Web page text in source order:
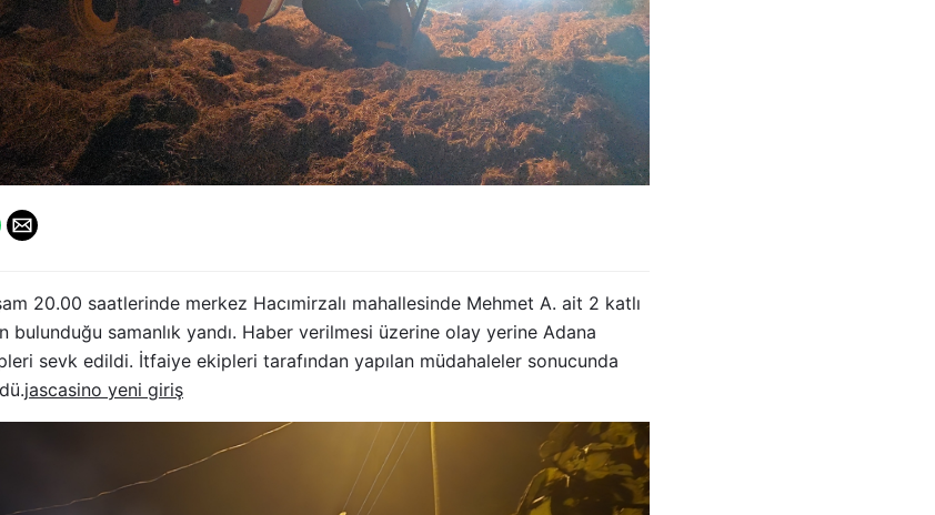
20.00 saatlerinde merkez Hacımirzalı mahallesinde Mehmet A. ait 2 katlı
bulunduğu samanlık yandı. Haber verilmesi üzerine olay yerine Adana
sevk edildi. İtfaiye ekipleri tarafından yapılan müdahaleler sonucunda
jascasino yeni giriş